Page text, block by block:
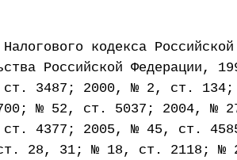
кодекса Российской
Российской Федерации,
3487; 2000, № 2, ст. 134;
№ 52, ст. 5037; 2004, №
4377; 2005, № 45, ст.
28, 31; № 18, ст. 2118; №